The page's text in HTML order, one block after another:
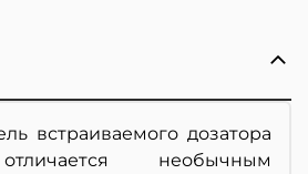
встраиваемого дозатора
необычным